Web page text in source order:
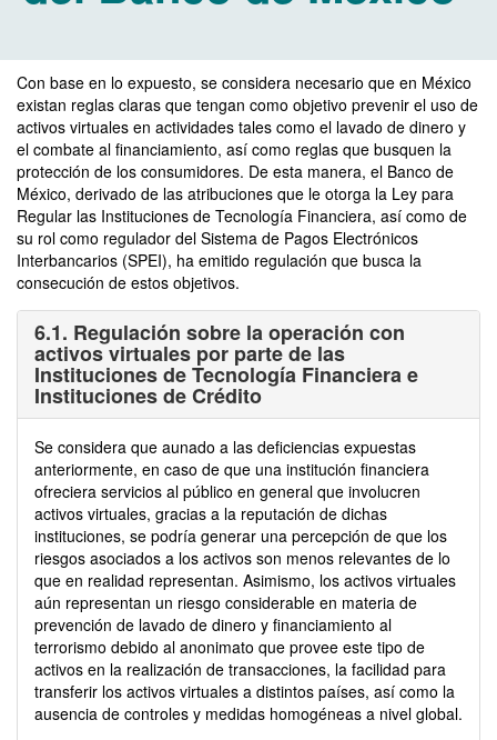
Con base en lo expuesto, se considera necesario que en México
existan reglas claras que tengan como objetivo prevenir el uso de
activos virtuales en actividades tales como el lavado de dinero y
el combate al financiamiento, así como reglas que busquen la
protección de los consumidores. De esta manera, el Banco de
México, derivado de las atribuciones que le otorga la Ley para
Regular las Instituciones de Tecnología Financiera, así como de
su rol como regulador del Sistema de Pagos Electrónicos
Interbancarios (SPEI), ha emitido regulación que busca la
consecución de estos objetivos.
6.1. Regulación sobre la operación con
activos virtuales por parte de las
Instituciones de Tecnología Financiera e
Instituciones de Crédito
Se considera que aunado a las deficiencias expuestas
anteriormente, en caso de que una institución financiera
ofreciera servicios al público en general que involucren
activos virtuales, gracias a la reputación de dichas
instituciones, se podría generar una percepción de que los
riesgos asociados a los activos son menos relevantes de lo
que en realidad representan. Asimismo, los activos virtuales
aún representan un riesgo considerable en materia de
prevención de lavado de dinero y financiamiento al
terrorismo debido al anonimato que provee este tipo de
activos en la realización de transacciones, la facilidad para
transferir los activos virtuales a distintos países, así como la
ausencia de controles y medidas homogéneas a nivel global.